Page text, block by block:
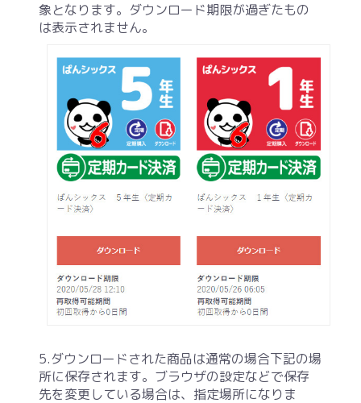
象となります。ダウンロード期限が過ぎたもの
は表示されません。
5.ダウンロードされた商品は通常の場合下記の場
所に保存されます。ブラウザの設定などで保存
先を変更している場合は、指定場所になりま